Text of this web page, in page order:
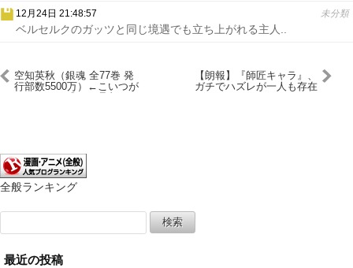
12月24日 21:48:57 未分類
ベルセルクのガッツと同じ境遇でも立ち上がれる主人..
空知英秋（銀魂 全77巻 発
行部数5500万）←こいつが
【朗報】『師匠キャラ』、
ガチでハズレが一人も存在
全般ランキング
索:
最近の投稿